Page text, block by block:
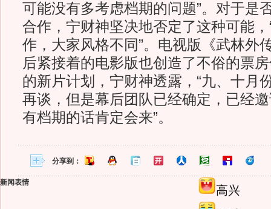
可能没有多考虑档期的问题”。对于是
合作，宁财神坚决地否定了这种可能
作，大家风格不同”。电视版《武林外
后紧接着的电影版也创造了不俗的票
的新片计划，宁财神透露，“九、十月
再谈，但是幕后团队已经确定，已经
有档期的话肯定会来”。
分享到：
新闻表情
高兴